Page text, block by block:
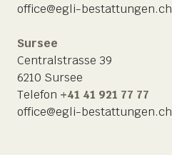
office@egli-bestattungen.ch
Sursee
Centralstrasse 39
6210 Sursee
Telefon +41 41 921 77 77
office@egli-bestattungen.ch